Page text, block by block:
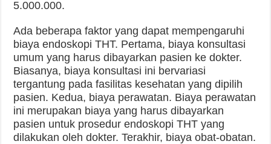
5.000.000.
Ada beberapa faktor yang dapat mempengaruhi
biaya endoskopi THT. Pertama, biaya konsultasi
umum yang harus dibayarkan pasien ke dokter.
Biasanya, biaya konsultasi ini bervariasi
tergantung pada fasilitas kesehatan yang dipilih
pasien. Kedua, biaya perawatan. Biaya perawatan
ini merupakan biaya yang harus dibayarkan
pasien untuk prosedur endoskopi THT yang
dilakukan oleh dokter. Terakhir, biaya obat-obatan.